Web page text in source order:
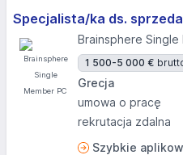
Specjalista/ka ds.
Brainsphere Single
1 500-5 000 €
Grecja
umowa o pracę
rekrutacja zdalna
Szybkie